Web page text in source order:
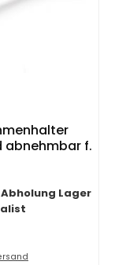
abnehmbar f.
Lager